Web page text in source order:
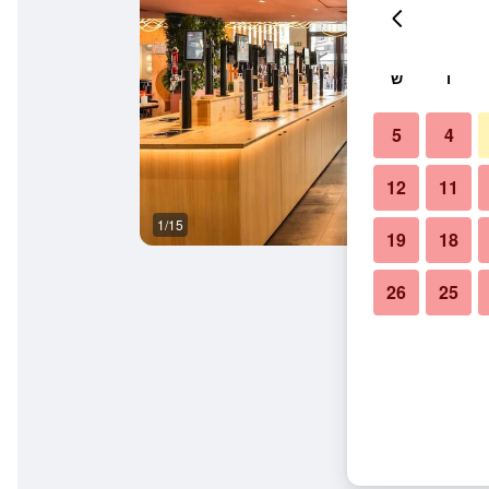
1/15
ו ש
4
5
11
12
18
19
25
26